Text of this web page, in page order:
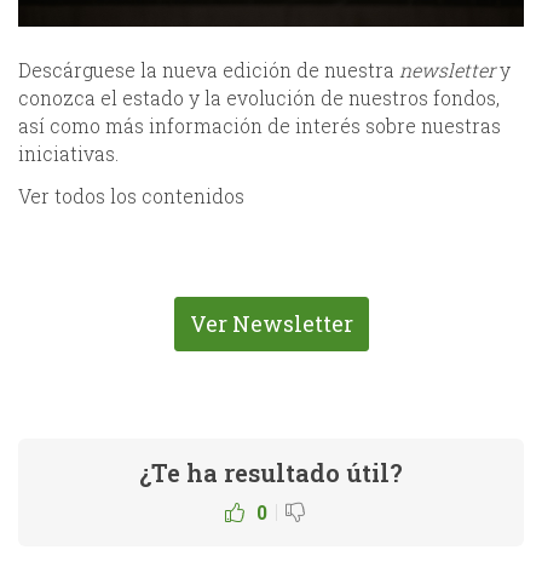
Descárguese la nueva edición de nuestra newslettery
conozca el estado y la evolución de nuestros fondos,
así como más información de interés sobre nuestras
iniciativas.
Ver todos los contenidos
Ver Newsletter
¿Te ha resultado útil?
0 |